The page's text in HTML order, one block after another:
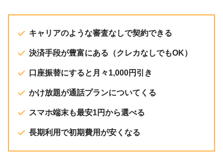
キャリアのような審査なしで契約できる
決済手段が豊富にある（クレカなしでもOK）
口座振替にすると月々1,000円引き
かけ放題が通話プランについてくる
スマホ端末も最安1円から選べる
長期利用で初期費用が安くなる